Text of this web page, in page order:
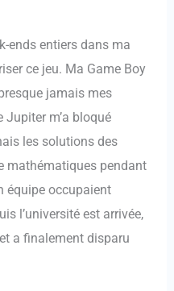
ends entiers dans ma
ce jeu. Ma Game Boy
jamais mes
Jupiter m’a bloqué
les solutions des
mathématiques pendant
équipe occupaient
l’université est arrivée,
a finalement disparu